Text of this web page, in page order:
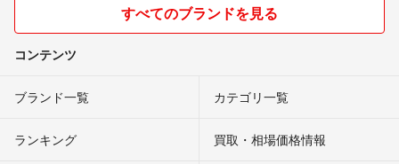
すべてのブランドを見る
コンテンツ
ブランド一覧 カテゴリ一覧
ランキング 買取・相場価格情報